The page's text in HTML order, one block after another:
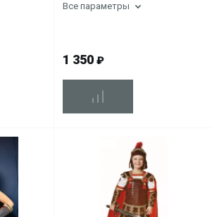
Все параметры
1 350 ₽